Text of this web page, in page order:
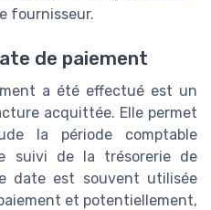
fournisseur.
de paiement
a été effectué est un
acquittée. Elle permet
la période comptable
suivi de la trésorerie de
date est souvent utilisée
et potentiellement,